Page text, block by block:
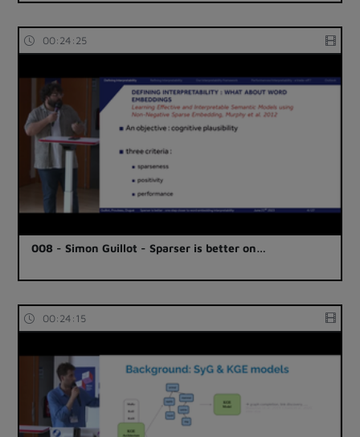
00:24:25
008 - Simon Guillot - Sparser is better on…
00:24:15